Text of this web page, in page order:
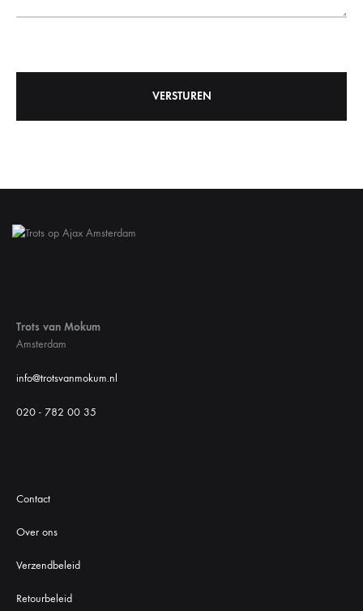
Trots van Mokum
Amsterdam
info@trotsvanmokum.nl
020 - 782 00 35
Contact
Over ons
Verzendbeleid
Retourbeleid